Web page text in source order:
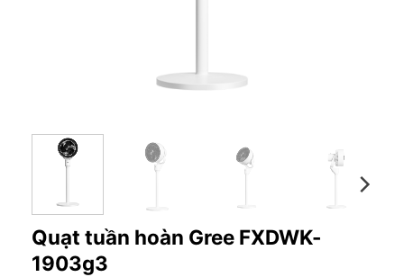
Quạt tuần hoàn Gree FXDWK-
1903g3